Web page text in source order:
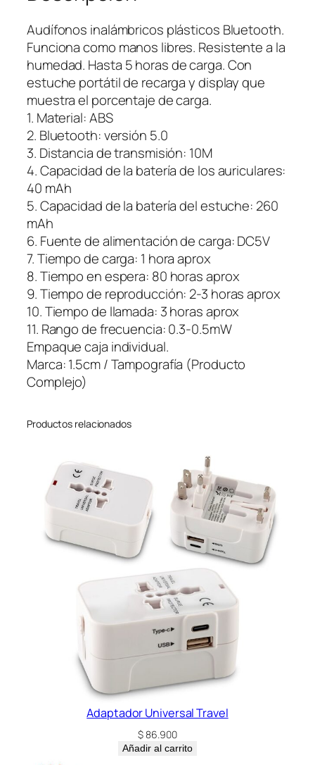
B
u
e
t
o
o
t
h
B
g
D
i
s
p
l
a
y
c
a
n
t
d
Audífonos inalámbricos plásticos Bluetooth.
Funciona como manos libres. Resistente a la
humedad. Hasta 5 horas de carga. Con
estuche portátil de recarga y display que
muestra el porcentaje de carga.
1. Material: ABS
2. Bluetooth: versión 5.0
3. Distancia de transmisión: 10M
4. Capacidad de la batería de los auriculares:
40 mAh
5. Capacidad de la batería del estuche: 260
mAh
6. Fuente de alimentación de carga: DC5V
7. Tiempo de carga: 1 hora aprox
8. Tiempo en espera: 80 horas aprox
9. Tiempo de reproducción: 2-3 horas aprox
10. Tiempo de llamada: 3 horas aprox
11. Rango de frecuencia: 0.3-0.5mW
Empaque caja individual.
Marca: 1.5cm / Tampografía (Producto
Complejo)
Productos relacionados
Adaptador Universal Travel
$86.900
Añadir al carrito